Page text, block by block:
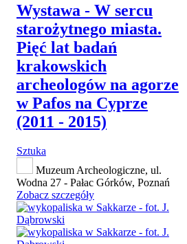
Wystawa - W sercu
starożytnego miasta.
Pięć lat badań
krakowskich
archeologów na agorze
w Pafos na Cyprze
(2011 - 2015)
Sztuka
Muzeum Archeologiczne, ul.
Wodna 27 - Pałac Górków, Poznań
Zobacz szczegóły